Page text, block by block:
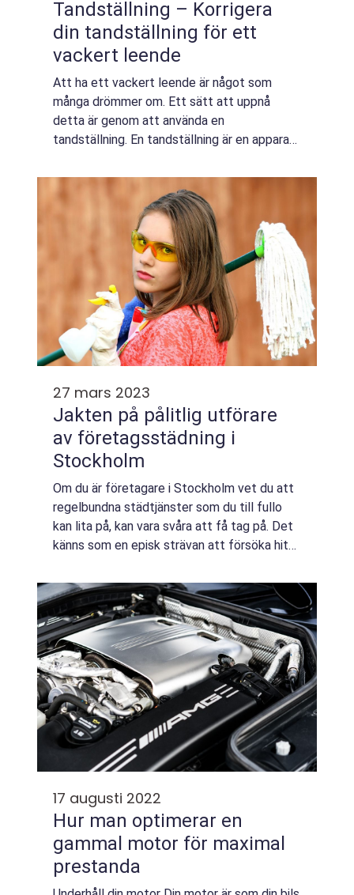
Tandställning – Korrigera
din tandställning för ett
vackert leende
Att ha ett vackert leende är något som
många drömmer om. Ett sätt att uppnå
detta är genom att använda en
tandställning. En tandställning är en apparat
och felaktig bettställning. Det finns olika
typer av ...
27 mars 2023
Jakten på pålitlig utförare
av företagsstädning i
Stockholm
Om du är företagare i Stockholm vet du att
regelbundna städtjänster som du till fullo
kan lita på, kan vara svåra att få tag på. Det
känns som en episk strävan att försöka hitta
17 augusti 2022
Hur man optimerar en
gammal motor för maximal
prestanda